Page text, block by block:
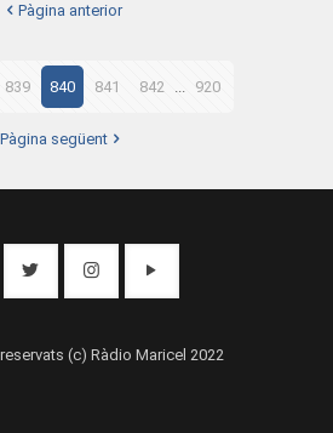
Pàgina anterior
839 840 841 842 ... 920
Pàgina següent
(c) Ràdio Maricel 2022